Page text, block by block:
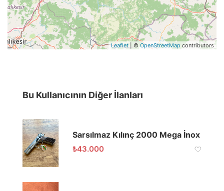
Leaflet | © OpenStreetMap contributors
Bu Kullanıcının Diğer İlanları
Sarsılmaz Kılınç 2000 Mega İnox
₺43.000